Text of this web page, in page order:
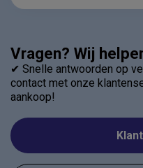
Vragen? Wij
✔ Snelle antwoorden op
contact met onze
aankoop!